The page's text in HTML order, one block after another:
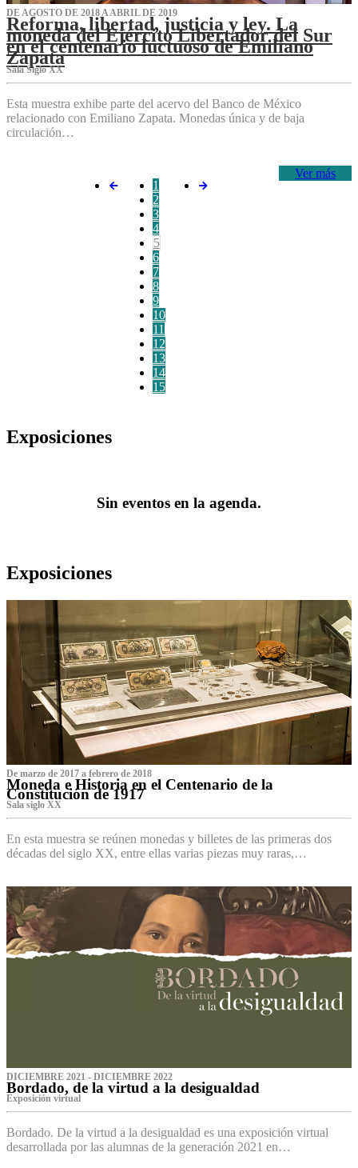
DE AGOSTO DE 2018 A ABRIL DE 2019
Reforma, libertad, justicia y ley. La
moneda del Ejército Libertador del Sur
en el centenario luctuoso de Emiliano
Zapata
Sala Siglo XX
Esta muestra exhibe parte del acervo del Banco de México
relacionado con Emiliano Zapata. Monedas única y de baja
circulación…
Ver más
1
2
3
4
5
6
7
8
9
10
11
12
13
14
15
Exposiciones
Sin eventos en la agenda.
Exposiciones
De marzo de 2017 a febrero de 2018
Moneda e Historia en el Centenario de la
Constitución de 1917
Sala siglo XX
En esta muestra se reúnen monedas y billetes de las primeras dos
décadas del siglo XX, entre ellas varias piezas muy raras,…
DICIEMBRE 2021 - DICIEMBRE 2022
Bordado, de la virtud a la desigualdad
Exposición virtual‌
Bordado. De la virtud a la desigualdad es una exposición virtual
desarrollada por las alumnas de la generación 2021 en…